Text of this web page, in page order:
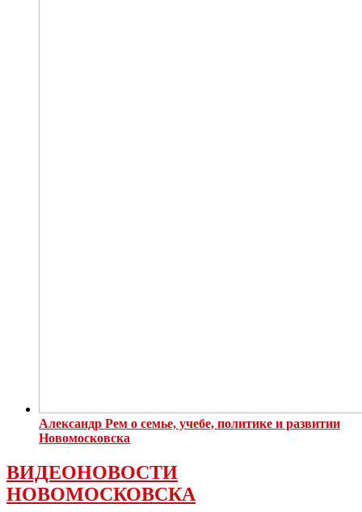
Александр Рем о семье, учебе, политике и развитии
Новомосковска
ВИДЕОНОВОСТИ
НОВОМОСКОВСКА